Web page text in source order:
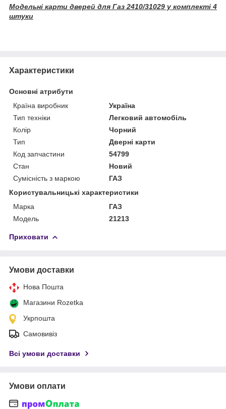
Модельні карти дверей для Газ 2410/31029 у комплекті 4
штуки
Характеристики
Основні атрибути
Країна виробник
Україна
Тип техніки
Легковий автомобіль
Колір
Чорний
Тип
Дверні карти
Код запчастини
54799
Стан
Новий
Сумісність з маркою
ГАЗ
Користувальницькі характеристики
Марка
ГАЗ
Модель
21213
Приховати
Умови доставки
Нова Пошта
Магазини Rozetka
Укрпошта
Самовивіз
Всі умови доставки
Умови оплати